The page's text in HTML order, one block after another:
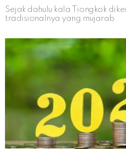
Sejak dahulu kala Tiongkok
tradisionalnya yang mujarab